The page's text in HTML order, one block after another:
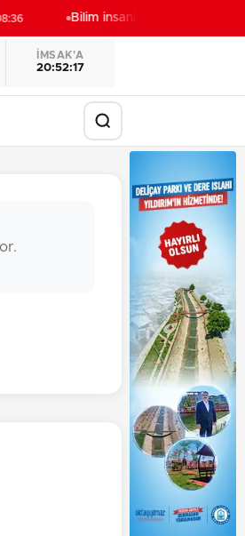
Bilim insanlarından uzayda
İMSAK'A
20:52:16